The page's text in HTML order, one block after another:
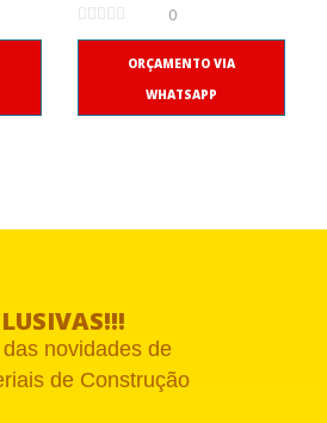
0
ORÇAMENTO VIA
WHATSAPP
novidades de
de Construção